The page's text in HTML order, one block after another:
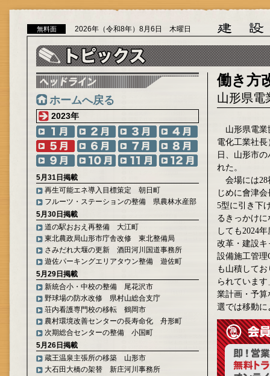
無料面 2026年（令和8年）8月6日 木曜日
ホームへ戻る
2023年
5月31日掲載
再生可能エネ導入目標策定 朝日町
フルーツ・ステーションの整備 県農林水産部
5月30日掲載
道の駅おおえ再整備 大江町
東北農政局山形市庁舎改修 東北整備局
さみだれ大堰の更新 酒田河川国道事務所
遊佐パーキングエリアタウン整備 遊佐町
5月29日掲載
新統合小・中校の整備 尾花沢市
野球場の防水改修 県村山総合支庁
荘内看護専門校の移転 鶴岡市
農村環境改善センターの長寿命化 舟形町
次期総合センターの整備 小国町
5月26日掲載
蔵王温泉主張所の移築 山形市
大石田大橋の架替 新庄河川事務所
働き方
山形県電
山形県電業
電化工業社長
日、山形市
れた。
会場には28
じめに會津
5型に引き下
るきっかけ
しても2024
改革・建設
設備施工管理
も山積して
られていま
業計画・予
選では移動